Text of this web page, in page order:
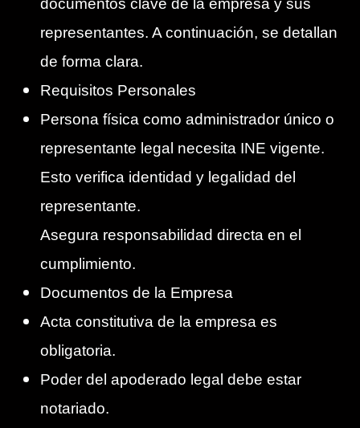
documentos clave de la empresa y sus
representantes. A continuación, se detallan
de forma clara.
Requisitos Personales
Persona física como administrador único o
representante legal necesita INE vigente.
Esto verifica identidad y legalidad del
representante.
Asegura responsabilidad directa en el
cumplimiento.
Documentos de la Empresa
Acta constitutiva de la empresa es
obligatoria.
Poder del apoderado legal debe estar
notariado.